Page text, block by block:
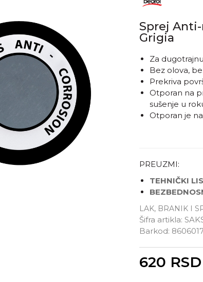
Sprej
Grigia
LAK, BRANIK I
Šifra artikla:
Barkod:
Za
Bez olova,
Prekriva
Otporan na
sušenje u
Otporan je
PREUZMI:
TEHNIČKI
620 RSD